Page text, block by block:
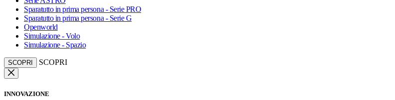
Sparatutto in prima persona - Serie PRO
Sparatutto in prima persona - Serie G
Openworld
Simulazione - Volo
Simulazione - Spazio
SCOPRI SCOPRI
INNOVAZIONE